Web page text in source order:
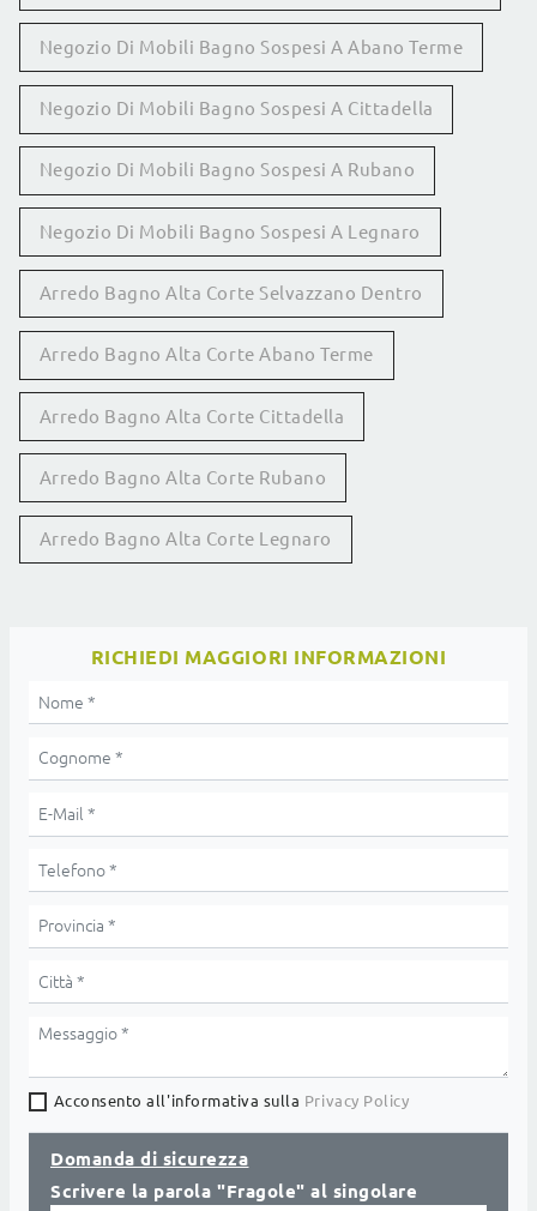
Negozio Di Mobili Bagno Sospesi A Abano Terme
Negozio Di Mobili Bagno Sospesi A Cittadella
Negozio Di Mobili Bagno Sospesi A Rubano
Negozio Di Mobili Bagno Sospesi A Legnaro
Arredo Bagno Alta Corte Selvazzano Dentro
Arredo Bagno Alta Corte Abano Terme
Arredo Bagno Alta Corte Cittadella
Arredo Bagno Alta Corte Rubano
Arredo Bagno Alta Corte Legnaro
RICHIEDI MAGGIORI INFORMAZIONI
Acconsento all'informativa sulla Privacy Policy
Domanda di sicurezza
Scrivere la parola "Fragole" al singolare